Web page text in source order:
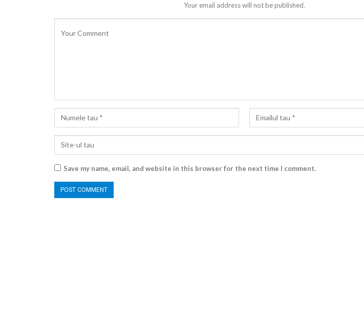
Your email address will not be published.
Save my name, email, and website in this browser for the next time I comment.